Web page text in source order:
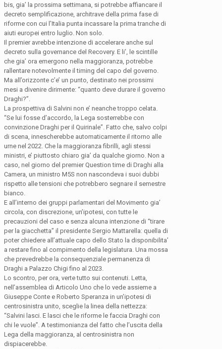
bis, gia’ la prossima settimana, si potrebbe affiancare il
decreto semplificazione, architrave della prima fase di
riforme con cui l’Italia punta incassare la prima tranche di
aiuti europei entro luglio. Non solo.
Il premier avrebbe intenzione di accelerare anche sul
decreto sulla governance del Recovery. E li’, le scintille
che gia’ ora emergono nella maggioranza, potrebbe
rallentare notevolmente il timing del capo del governo.
Ma all’orizzonte c’e’ un punto, destinato nei prossimi
mesi a divenire dirimente: “quanto deve durare il governo
Draghi?”.
La prospettiva di Salvini non e’ neanche troppo celata.
“Se lui fosse d’accordo, la Lega sosterrebbe con
convinzione Draghi per il Quirinale”. Fatto che, salvo colpi
di scena, innescherebbe automaticamente il ritorno alle
urne nel 2022. Che la maggioranza fibrilli, agli stessi
ministri, e’ piuttosto chiaro gia’ da qualche giorno. Non a
caso, nel giorno del premier Question time di Draghi alla
Camera, un ministro M5S non nascondeva i suoi dubbi
rispetto alle tensioni che potrebbero segnare il semestre
bianco.
E all’interno dei gruppi parlamentari del Movimento gia’
circola, con discrezione, un’ipotesi, con tutte le
precauzioni del caso e senza alcuna intenzione di “tirare
per la giacchetta” il presidente Sergio Mattarella: quella di
poter chiedere all’attuale capo dello Stato la disponibilita’
a restare fino al compimento della legislatura. Una mossa
che prevedrebbe la consequenziale permanenza di
Draghi a Palazzo Chigi fino al 2023.
Lo scontro, per ora, verte tutto sui contenuti. Letta,
nell’assemblea di Articolo Uno che lo vede assieme a
Giuseppe Conte e Roberto Speranza in un’ipotesi di
centrosinistra unito, sceglie la linea della nettezza:
“Salvini lasci. E lasci che le riforme le faccia Draghi con
chi le vuole”. A testimonianza del fatto che l’uscita della
Lega della maggioranza, al centrosinistra non
dispiacerebbe.